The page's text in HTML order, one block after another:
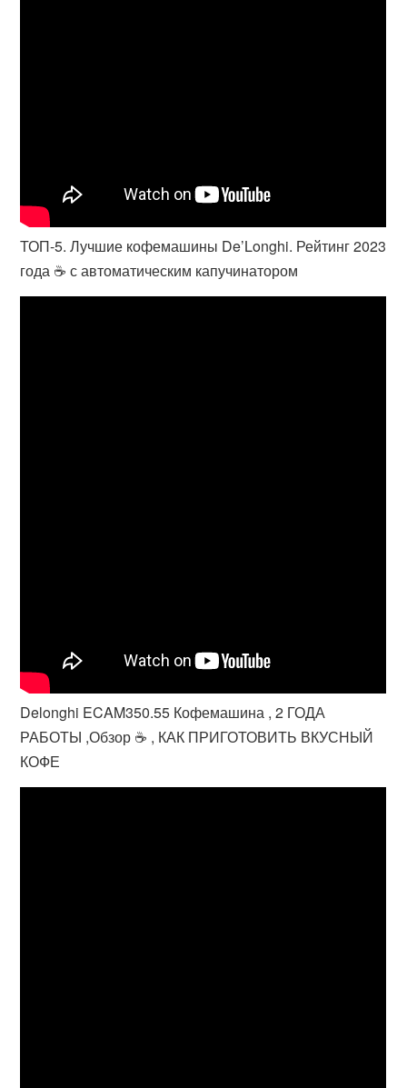
ТОП-5. Лучшие кофемашины De’Longhi. Рейтинг 2023
года ☕️ с автоматическим капучинатором
Delonghi ECAM350.55 Кофемашина , 2 ГОДА
РАБОТЫ ,Обзор ☕️ , КАК ПРИГОТОВИТЬ ВКУСНЫЙ
КОФЕ